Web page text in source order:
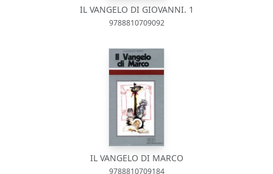
IL VANGELO DI GIOVANNI. 1
9788810709092
IL VANGELO DI MARCO
9788810709184